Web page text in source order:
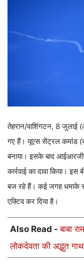
तेहरान/वाशिंगटन, 8 जुलाई
गए हैं। यूएस सेंट्रल कमांड
बनाया। इसके बाद
कार्रवाई का दावा किया।
बज रहे हैं। कई जगह धमाके
एक्टिव कर दिया है।
Also Read -बाबा
लोकदेवता की अद्भुत